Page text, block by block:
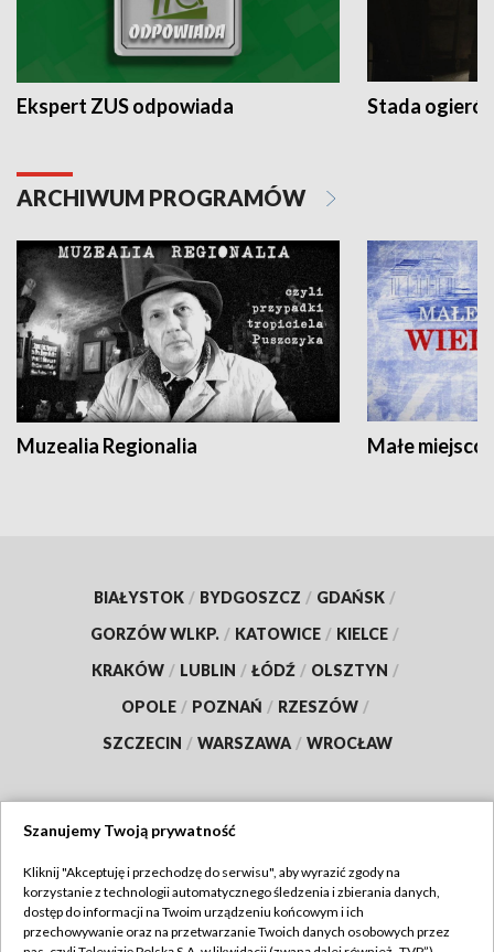
Ekspert ZUS odpowiada Stada
ARCHIWUM PROGRAMÓW
Muzealia Regionalia Małe
BIAŁYSTOK / BYDGOSZCZ / GDAŃSK /
GORZÓW WLKP. / KATOWICE / KIELCE /
KRAKÓW / LUBLIN / ŁÓDŹ / OLSZTYN /
OPOLE / POZNAŃ / RZESZÓW /
SZCZECIN / WARSZAWA / WROCŁAW
TVP
Abonament TVP
Regulamin TVP
Szanujemy Twoją prywatność
Kliknij "Akceptuję i przechodzę do serwisu", aby wyrazić zgody na
korzystanie z technologii automatycznego śledzenia i zbierania danych,
dostęp do informacji na Twoim urządzeniu końcowym i ich
przechowywanie oraz na przetwarzanie Twoich danych osobowych przez